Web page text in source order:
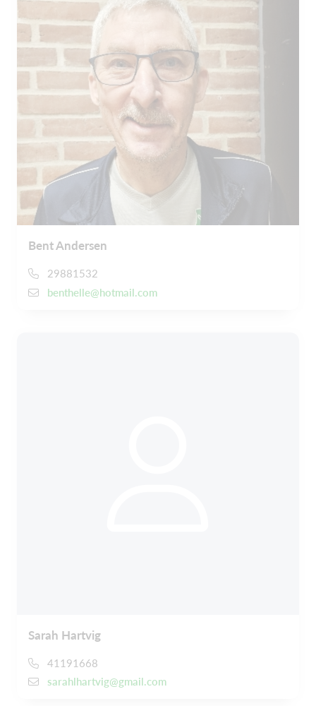
Bent Andersen
29881532
benthelle@hotmail.com
Sarah Hartvig
41191668
sarahlhartvig@gmail.com